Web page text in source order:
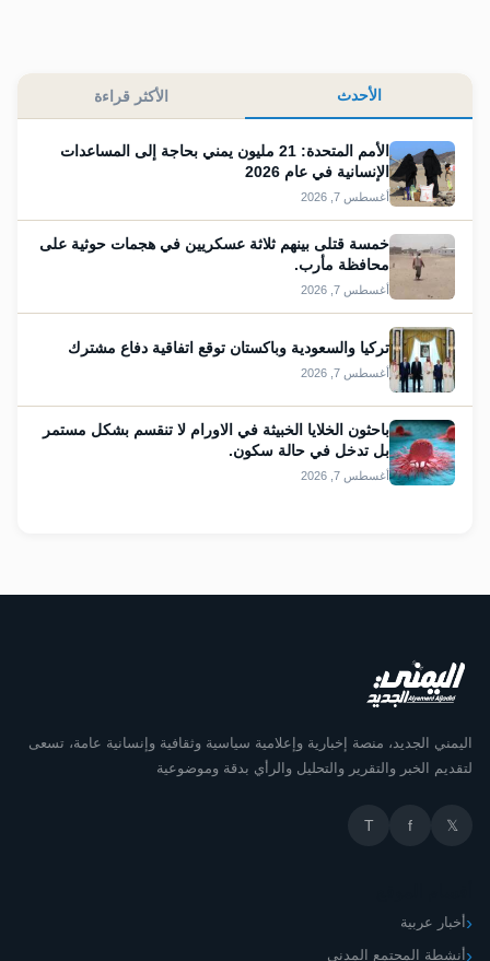
الأحدث الأكثر قراءة
الأمم المتحدة: 21 مليون يمني بحاجة إلى المساعدات
الإنسانية في عام 2026
أغسطس 7, 2026
خمسة قتلى بينهم ثلاثة عسكريين في هجمات حوثية على
محافظة مأرب.
أغسطس 7, 2026
تركيا والسعودية وباكستان توقع اتفاقية دفاع ⁠مشترك
أغسطس 7, 2026
باحثون الخلايا الخبيثة في الاورام لا تنقسم بشكل مستمر
بل تدخل في حالة سكون.
أغسطس 7, 2026
اليمني الجديد، منصة إخبارية وإعلامية سياسية وثقافية وإنسانية عامة، تسعى
لتقديم الخبر والتقرير والتحليل والرأي بدقة وموضوعية
𝕏
f
T
أخبار عربية
أنشطة المجتمع المدني